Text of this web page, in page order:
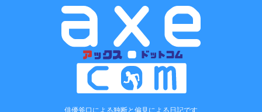
俳優斧口による独断と偏見による日記です